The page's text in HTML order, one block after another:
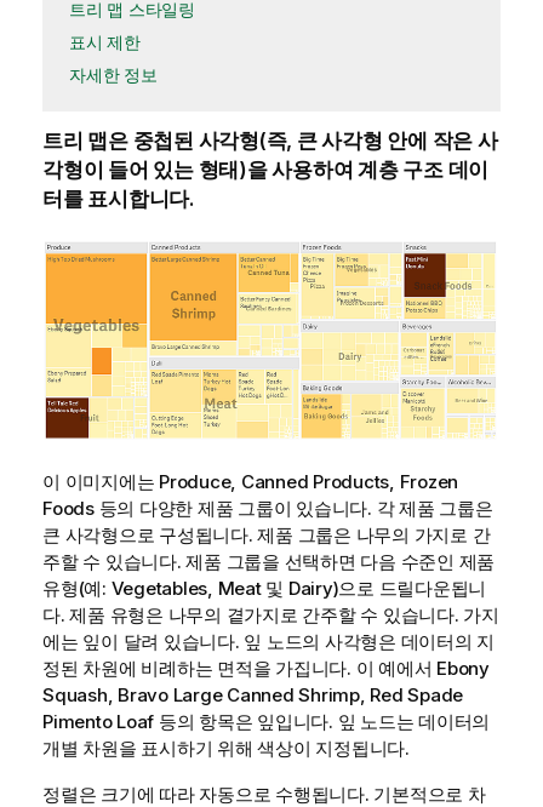
트리 맵 스타일링
표시 제한
자세한 정보
트리 맵은 중첩된 사각형(즉, 큰 사각형 안에 작은 사
각형이 들어 있는 형태)을 사용하여 계층 구조 데이
터를 표시합니다.
이 이미지에는 Produce, Canned Products, Frozen
Foods등의 다양한 제품 그룹이 있습니다. 각 제품 그룹은
큰 사각형으로 구성됩니다. 제품 그룹은 나무의 가지로 간
주할 수 있습니다. 제품 그룹을 선택하면 다음 수준인 제품
유형(예: Vegetables, Meat및 Dairy)으로 드릴다운됩니
다. 제품 유형은 나무의 곁가지로 간주할 수 있습니다. 가지
에는 잎이 달려 있습니다. 잎 노드의 사각형은 데이터의 지
정된 차원에 비례하는 면적을 가집니다. 이 예에서 Ebony
Squash, Bravo Large Canned Shrimp, Red Spade
Pimento Loaf 등의 항목은 잎입니다. 잎 노드는 데이터의
개별 차원을 표시하기 위해 색상이 지정됩니다.
정렬은 크기에 따라 자동으로 수행됩니다. 기본적으로 차